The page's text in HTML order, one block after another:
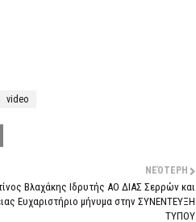
video
ΝΕΌΤΕΡΗ
Βλαχάκης Ιδρυτής ΑΟ ΔΙΑΣ Σερρών και
Ευχαριστήριο μήνυμα στην ΣΥΝΕΝΤΕΥΞΗ
ΤΥΠΟΥ